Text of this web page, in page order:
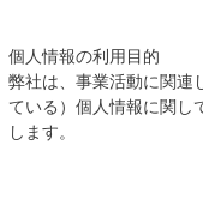
個人情報の利用目的
弊社は、事業活動に関連
ている）個人情報に関し
します。